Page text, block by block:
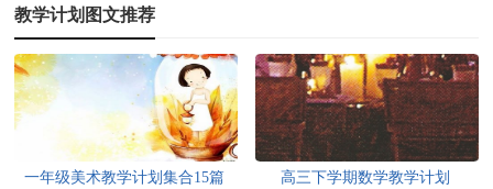
教学计划图文推荐
一年级美术教学计划集合15篇 高三下学期数学教学计划